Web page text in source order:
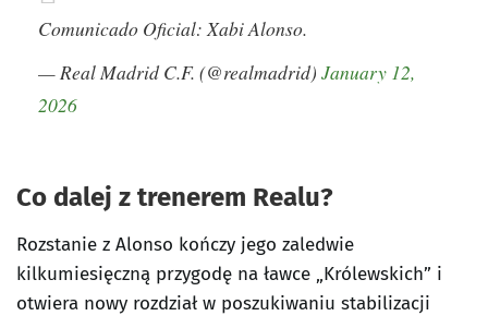
Comunicado Oficial: Xabi Alonso.
— Real Madrid C.F. (@realmadrid) January 12,
2026
Co dalej z trenerem Realu?
Rozstanie z Alonso kończy jego zaledwie
kilkumiesięczną przygodę na ławce „Królewskich” i
otwiera nowy rozdział w poszukiwaniu stabilizacji